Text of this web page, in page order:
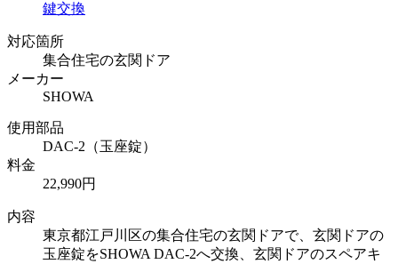
鍵交換
対応箇所
集合住宅の玄関ドア
メーカー
SHOWA
使用部品
DAC-2（玉座錠）
料金
22,990円
内容
東京都江戸川区の集合住宅の玄関ドアで、玄関ドアの
玉座錠をSHOWA DAC-2へ交換、玄関ドアのスペアキ